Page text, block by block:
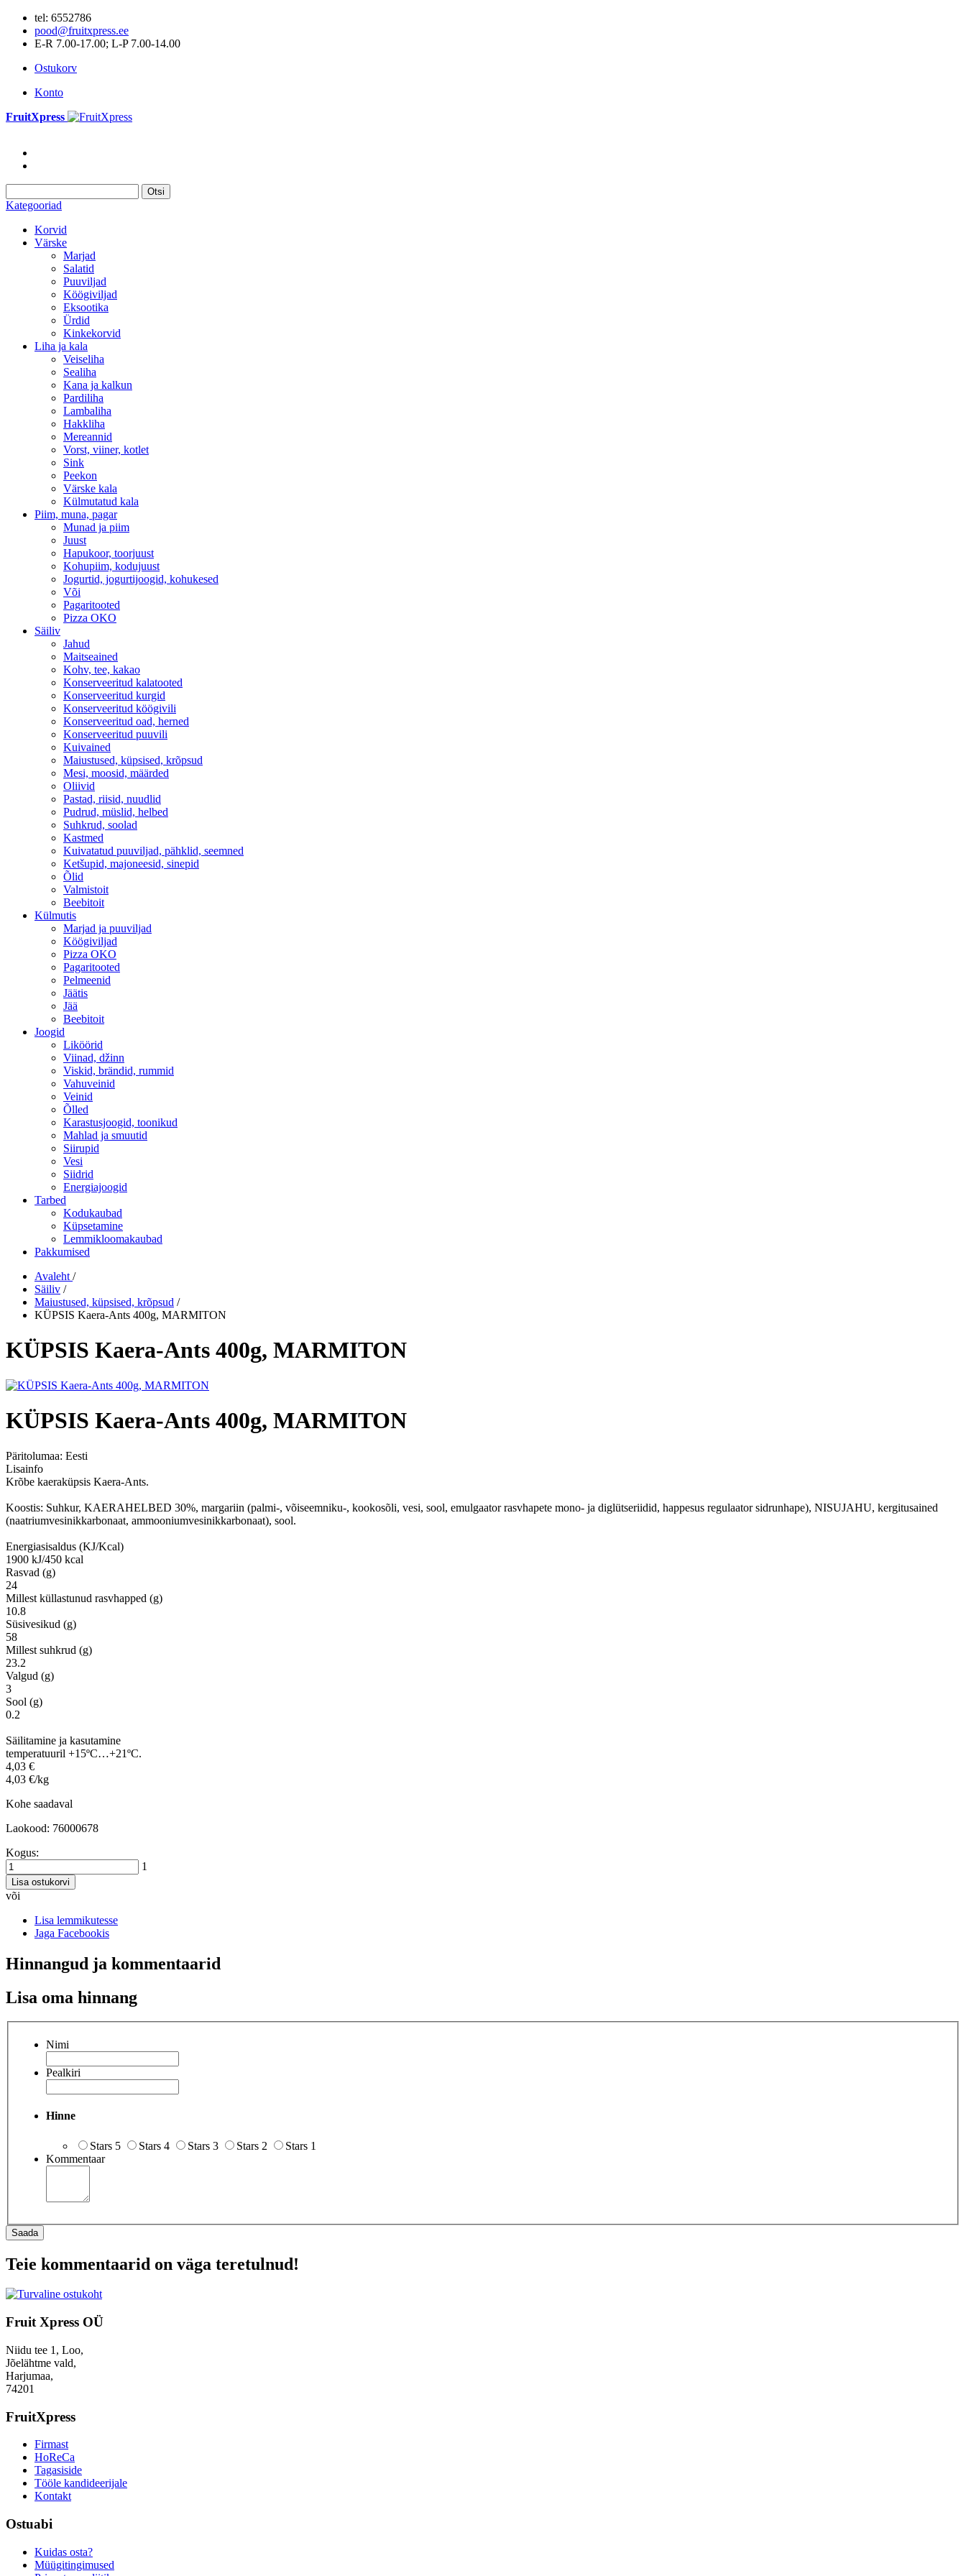
tel: 6552786
pood@fruitxpress.ee
E-R 7.00-17.00; L-P 7.00-14.00
Ostukorv
Konto
FruitXpress
Otsi
Kategooriad
Korvid
Värske
Marjad
Salatid
Puuviljad
Köögiviljad
Eksootika
Ürdid
Kinkekorvid
Liha ja kala
Veiseliha
Sealiha
Kana ja kalkun
Pardiliha
Lambaliha
Hakkliha
Mereannid
Vorst, viiner, kotlet
Sink
Peekon
Värske kala
Külmutatud kala
Piim, muna, pagar
Munad ja piim
Juust
Hapukoor, toorjuust
Kohupiim, kodujuust
Jogurtid, jogurtijoogid, kohukesed
Või
Pagaritooted
Pizza OKO
Säiliv
Jahud
Maitseained
Kohv, tee, kakao
Konserveeritud kalatooted
Konserveeritud kurgid
Konserveeritud köögivili
Konserveeritud oad, herned
Konserveeritud puuvili
Kuivained
Maiustused, küpsised, krõpsud
Mesi, moosid, määrded
Oliivid
Pastad, riisid, nuudlid
Pudrud, müslid, helbed
Suhkrud, soolad
Kastmed
Kuivatatud puuviljad, pähklid, seemned
Ketšupid, majoneesid, sinepid
Õlid
Valmistoit
Beebitoit
Külmutis
Marjad ja puuviljad
Köögiviljad
Pizza OKO
Pagaritooted
Pelmeenid
Jäätis
Jää
Beebitoit
Joogid
Liköörid
Viinad, džinn
Viskid, brändid, rummid
Vahuveinid
Veinid
Õlled
Karastusjoogid, toonikud
Mahlad ja smuutid
Siirupid
Vesi
Siidrid
Energiajoogid
Tarbed
Kodukaubad
Küpsetamine
Lemmikloomakaubad
Pakkumised
Avaleht /
Säiliv /
Maiustused, küpsised, krõpsud /
KÜPSIS Kaera-Ants 400g, MARMITON
KÜPSIS Kaera-Ants 400g, MARMITON
KÜPSIS Kaera-Ants 400g, MARMITON
Päritolumaa: Eesti
Lisainfo
Krõbe kaeraküpsis Kaera-Ants.
Koostis: Suhkur, KAERAHELBED 30%, margariin (palmi-, võiseemniku-, kookosõli, vesi, sool, emulgaator rasvhapete mono- ja diglütseriidid, happesus regulaator sidrunhape), NISUJAHU, kergitusained
(naatriumvesinikkarbonaat, ammooniumvesinikkarbonaat), sool.
Energiasisaldus (KJ/Kcal)
1900 kJ/450 kcal
Rasvad (g)
24
Millest küllastunud rasvhapped (g)
10.8
Süsivesikud (g)
58
Millest suhkrud (g)
23.2
Valgud (g)
3
Sool (g)
0.2
Säilitamine ja kasutamine
temperatuuril +15ºC…+21ºC.
4,03 €
4,03 €/kg
Kohe saadaval
Laokood: 76000678
Kogus:
1
Lisa ostukorvi
või
Lisa lemmikutesse
Jaga Facebookis
Hinnangud ja kommentaarid
Lisa oma hinnang
Nimi
Pealkiri
Hinne
Stars 5 Stars 4 Stars 3 Stars 2
Stars 1
Kommentaar
Saada
Teie kommentaarid on väga teretulnud!
Fruit Xpress OÜ
Niidu tee 1, Loo,
Jõelähtme vald,
Harjumaa,
74201
FruitXpress
Firmast
HoReCa
Tagasiside
Tööle kandideerijale
Kontakt
Ostuabi
Kuidas osta?
Müügitingimused